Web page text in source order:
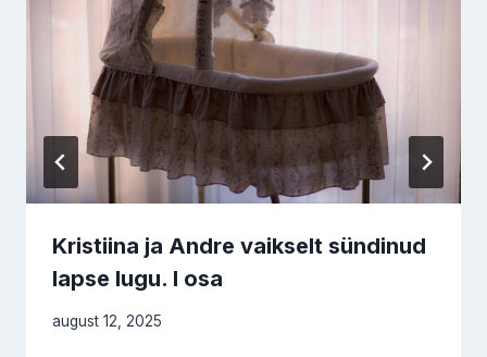
Kristiina ja Andre vaikselt sündinud
lapse lugu. I osa
august 12, 2025